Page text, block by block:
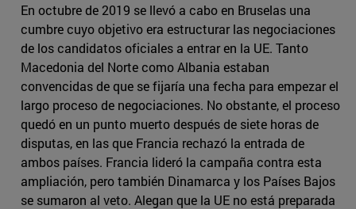
En octubre de 2019 se llevó a cabo en Bruselas una
cumbre cuyo objetivo era estructurar las negociaciones
de los candidatos oficiales a entrar en la UE. Tanto
Macedonia del Norte como Albania estaban
convencidas de que se fijaría una fecha para empezar el
largo proceso de negociaciones. No obstante, el proceso
quedó en un punto muerto después de siete horas de
disputas, en las que Francia rechazó la entrada de
ambos países. Francia lideró la campaña contra esta
ampliación, pero también Dinamarca y los Países Bajos
se sumaron al veto. Alegan que la UE no está preparada